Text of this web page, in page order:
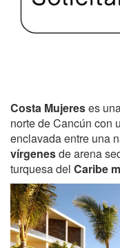
Costa Mujereses
norte de Cancún con
enclavada entre una
vírgenesde arena
turquesa del Caribe